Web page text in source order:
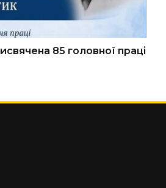
85 головної праці